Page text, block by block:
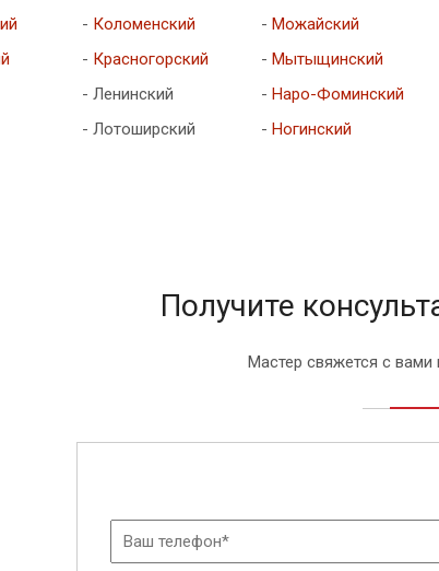
- Коломенский
- Красногорский
- Ленинский
- Лотоширский
- Можайский
- Мытыщинский
- Наро-Фоминский
- Ногинский
Получите
Мастер свяжется с